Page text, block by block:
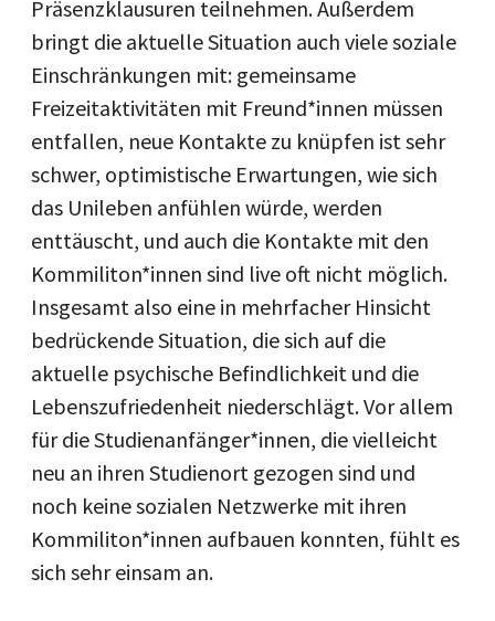
Präsenzklausuren teilnehmen. Außerdem
bringt die aktuelle Situation auch viele soziale
Einschränkungen mit: gemeinsame
Freizeitaktivitäten mit Freund*innen müssen
entfallen, neue Kontakte zu knüpfen ist sehr
schwer, optimistische Erwartungen, wie sich
das Unileben anfühlen würde, werden
enttäuscht, und auch die Kontakte mit den
Kommiliton*innen sind live oft nicht möglich.
Insgesamt also eine in mehrfacher Hinsicht
bedrückende Situation, die sich auf die
aktuelle psychische Befindlichkeit und die
Lebenszufriedenheit niederschlägt. Vor allem
für die Studienanfänger*innen, die vielleicht
neu an ihren Studienort gezogen sind und
noch keine sozialen Netzwerke mit ihren
Kommiliton*innen aufbauen konnten, fühlt es
sich sehr einsam an.